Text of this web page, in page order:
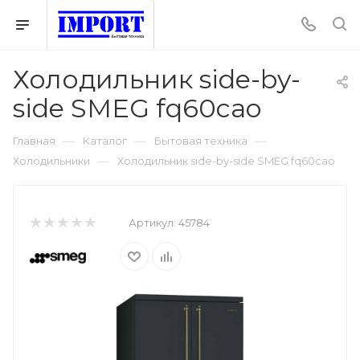
Холодильник side-by-
side SMEG fq60cao
Главная — Каталог — Бытовая техника —
Холодильники — Холодильник side-by-side SMEG fq60cao
Артикул: 45784